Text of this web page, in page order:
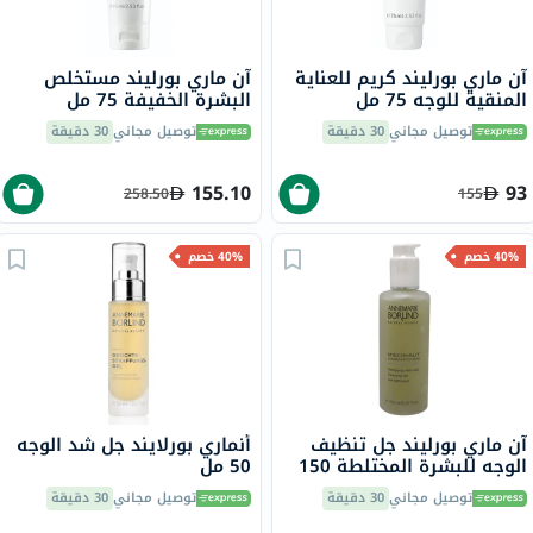
آن ماري بورليند كريم للعناية
المنقية للوجه 75 مل
توصيل مجاني30 دقيقة
93
155
آن ماري بورليند مستخلص
البشرة الخفيفة 75 مل
توصيل مجاني30 دقيقة
155.10
258.50
40% خصم
آن ماري بورليند جل تنظيف
الوجه للبشرة المختلطة 150
مل توصيل مجاني30 دقيقة
40% خصم
أنماري بورلايند جل شد الوجه
50 مل
توصيل مجاني30 دقيقة